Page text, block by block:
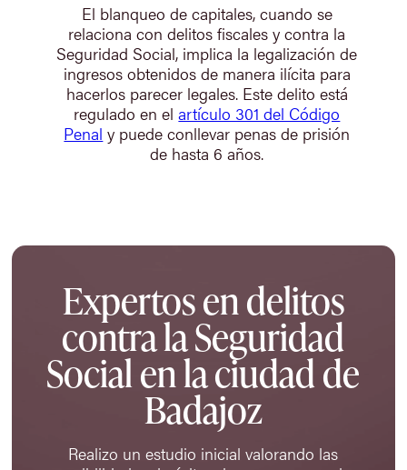
El blanqueo de capitales, cuando se
relaciona con delitos fiscales y contra la
Seguridad Social, implica la legalización de
ingresos obtenidos de manera ilícita para
hacerlos parecer legales. Este delito está
regulado en elartículo 301 del Código
Penal y puede conllevar penas de prisión
de hasta 6 años.
Expertos en delitos
contra la Seguridad
Social en la ciudad de
Badajoz
Realizo un estudio inicial valorando las